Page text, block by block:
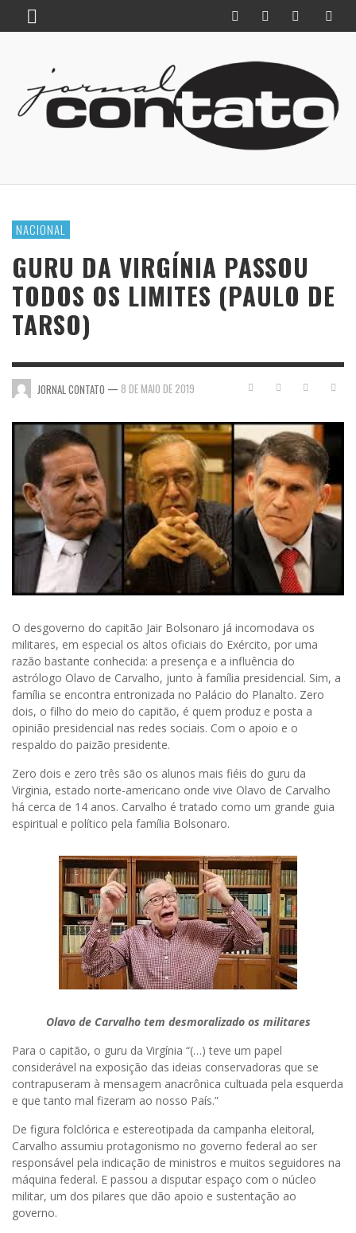
NACIONAL
GURU DA VIRGÍNIA PASSOU
TODOS OS LIMITES (PAULO DE
TARSO)
JORNAL CONTATO — 8 DE MAIO DE 2019
O desgoverno do capitão Jair Bolsonaro já incomodava os
militares, em especial os altos oficiais do Exército, por uma
razão bastante conhecida: a presença e a influência do
astrólogo Olavo de Carvalho, junto à família presidencial. Sim, a
família se encontra entronizada no Palácio do Planalto. Zero
dois, o filho do meio do capitão, é quem produz e posta a
opinião presidencial nas redes sociais. Com o apoio e o
respaldo do paizão presidente.
Zero dois e zero três são os alunos mais fiéis do guru da
Virginia, estado norte-americano onde vive Olavo de Carvalho
há cerca de 14 anos. Carvalho é tratado como um grande guia
espiritual e político pela família Bolsonaro.
Olavo de Carvalho tem desmoralizado os militares
Para o capitão, o guru da Virgínia “(…) teve um papel
considerável na exposição das ideias conservadoras que se
contrapuseram à mensagem anacrônica cultuada pela esquerda
e que tanto mal fizeram ao nosso País.”
De figura folclórica e estereotipada da campanha eleitoral,
Carvalho assumiu protagonismo no governo federal ao ser
responsável pela indicação de ministros e muitos seguidores na
máquina federal. E passou a disputar espaço com o núcleo
militar, um dos pilares que dão apoio e sustentação ao
governo.